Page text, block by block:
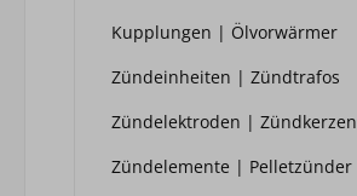
Kupplungen | Ölvorwärmer
Zündeinheiten | Zündtrafos
Zündelektroden | Zündkerzen
Zündelemente | Pelletzünder